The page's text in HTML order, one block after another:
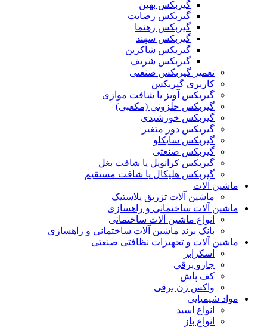
گیربکس بهین
گیربکس رضایت
گیربکس رهنما
گیربکس سهند
گیربکس شاکرین
گیربکس شریف
تعمیر گیربکس صنعتی
کاربری گیربکس
گیربکس آویز یا شافت موازی
گیربکس حلزونی (مکعبی)
گیربکس خورشیدی
گیربکس دور متغیر
گیربکس سایکلو
گیربکس صنعتی
گیربکس کرانویل یا شافت بغل
گیربکس هلیکال یا شافت مستقیم
ماشین آلات
ماشین آلات تزریق پلاستیک
ماشین آلات ساختمانی و راهسازی
انواع ماشین آلات ساختمانی
بانک برند ماشین آلات ساختمانی و راهسازی
ماشین آلات و تجهیزات نظافتی صنعتی
اسکرابر
جارو برقی
کف پاش
واکس زن برقی
مواد شیمیایی
انواع اسید
انواع باز